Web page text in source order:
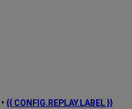
• {{ CONFIG.REPLAY.LABEL }}